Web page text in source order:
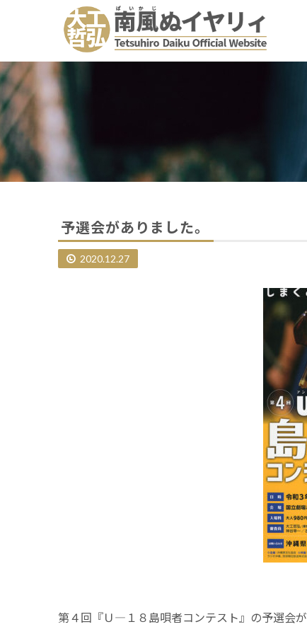
予選会がありました。
2020.12.27
第４回『Ｕ―１８島唄者コンテスト』の予選会が